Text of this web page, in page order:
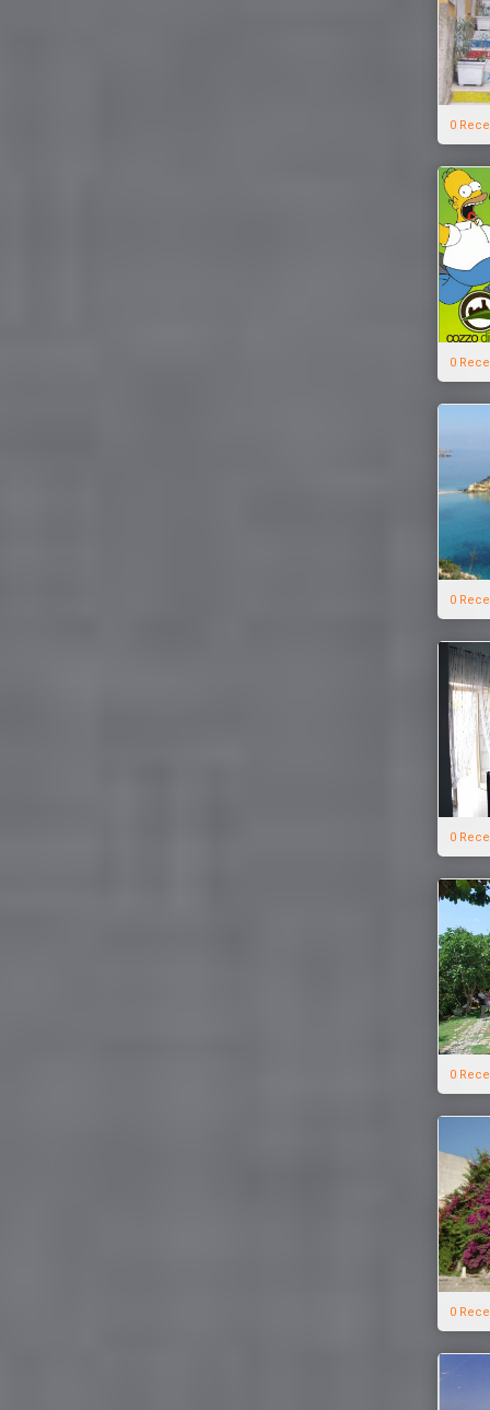
0
0
0
0
0
0